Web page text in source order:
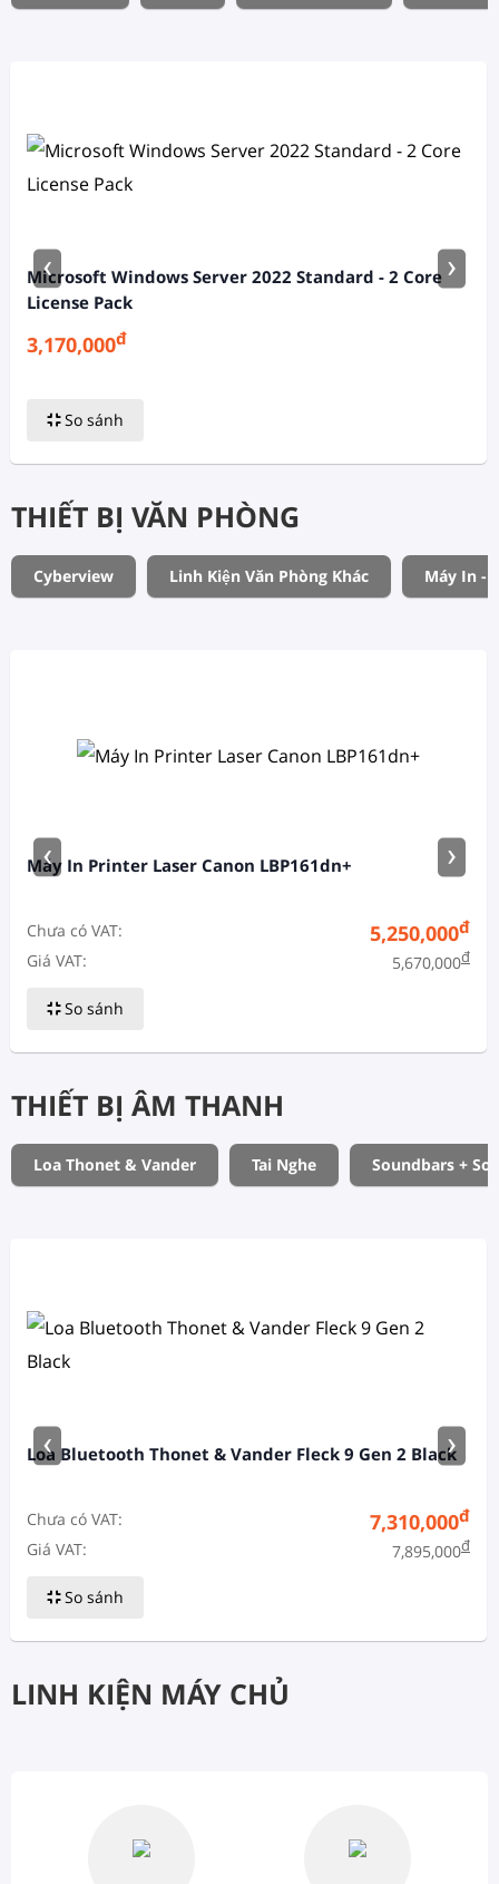
Microsoft Windows Server 2022 Standard - 2 Core
License Pack
3,170,000đ
So sánh
‹ ›
THIẾT BỊ VĂN PHÒNG
Cyberview Linh Kiện Văn Phòng Khác Máy In -
Máy In Printer Laser Canon LBP161dn+
Chưa có VAT: 5,250,000đ
Giá VAT: 5,670,000đ
So sánh
‹ ›
THIẾT BỊ ÂM THANH
Loa Thonet & Vander Tai Nghe Soundbars +
Loa Bluetooth Thonet & Vander Fleck 9 Gen 2 Black
Chưa có VAT: 7,310,000đ
Giá VAT: 7,895,000đ
So sánh
‹ ›
LINH KIỆN MÁY CHỦ